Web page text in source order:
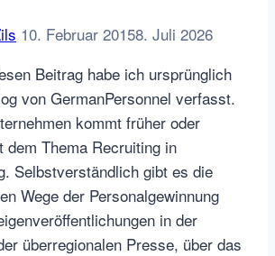
10. Februar 20158. Juli 2026
Beitrag habe ich ursprünglich
von GermanPersonnel verfasst.
kommt früher oder
dem Thema Recruiting in
Selbstverständlich gibt es die
Wege der Personalgewinnung
in der
überregionalen Presse, über das